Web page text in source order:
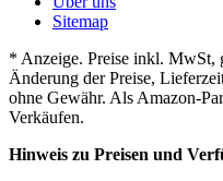
Sitemap
* Anzeige. Preise inkl. MwSt,
Änderung der Preise,
ohne Gewähr. Als Amazon-
Verkäufen.
Hinweis zu Preisen und